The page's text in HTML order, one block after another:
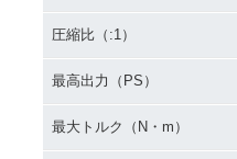
圧縮比（:1）
最高出力（PS）
最大トルク（N・m）